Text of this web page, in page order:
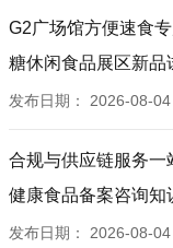
G2广场馆方便速食
糖休闲食品展区新品
发布日期： 2026-08-04
合规与供应链服务一
健康食品备案咨询知
发布日期： 2026-08-04